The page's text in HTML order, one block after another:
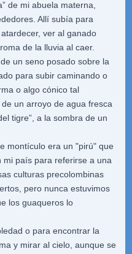
de mi abuela materna,
Allí subía para
ver al ganado
de la lluvia al caer.
un seno posado sobre la
para subir caminando o
o algo cónico tal
un arroyo de agua fresca
tigre”, a la sombra de un
montículo era un "pirú" que
mi país para referirse a una
culturas precolombinas
pero nunca estuvimos
los guaqueros lo
o para encontrar la
y mirar al cielo, aunque se